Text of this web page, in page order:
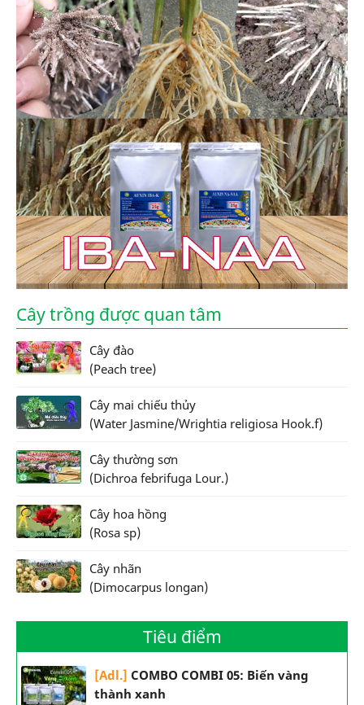
Cây trồng được quan tâm
Cây đào
(Peach tree)
Cây mai chiếu thủy
(Water Jasmine/Wrightia religiosa Hook.f)
Cây thường sơn
(Dichroa febrifuga Lour.)
Cây hoa hồng
(Rosa sp)
Cây nhãn
(Dimocarpus longan)
Tiêu điểm
[Adl.] COMBO COMBI 05: Biến vàng
thành xanh